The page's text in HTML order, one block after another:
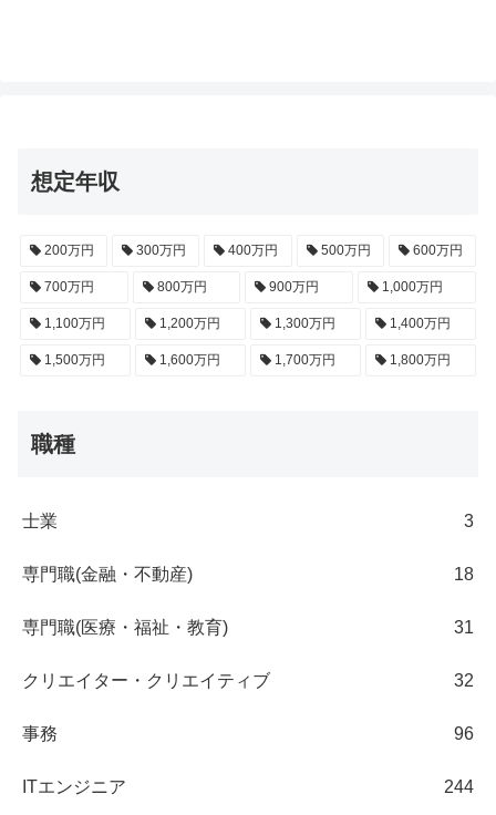
想定年収
200万円 300万円 400万円 500万円 600万円
700万円 800万円 900万円 1,000万円
1,100万円 1,200万円 1,300万円 1,400万円
1,500万円 1,600万円 1,700万円 1,800万円
職種
士業 3
専門職(金融・不動産) 18
専門職(医療・福祉・教育) 31
クリエイター・クリエイティブ 32
事務 96
ITエンジニア 244